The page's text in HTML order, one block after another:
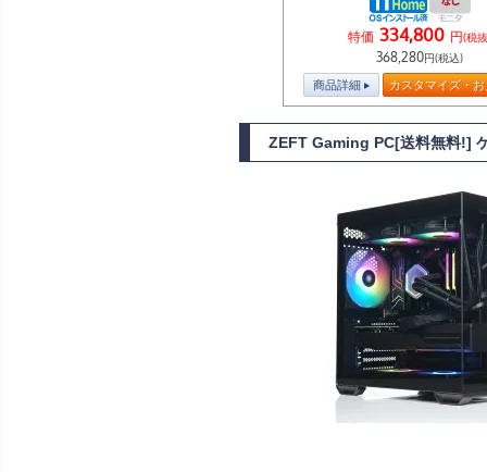
特価 334,800 円(税
368,280円(税込)
商品詳細 カスタマイズ・
ZEFT Gaming PC[送料無料!]